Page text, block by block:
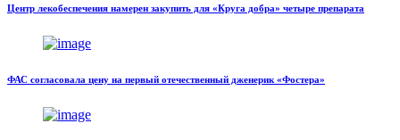
Центр лекобеспечения намерен закупить для «Круга добра» четыре препарата
ФАС согласовала цену на первый отечественный дженерик «Фостера»